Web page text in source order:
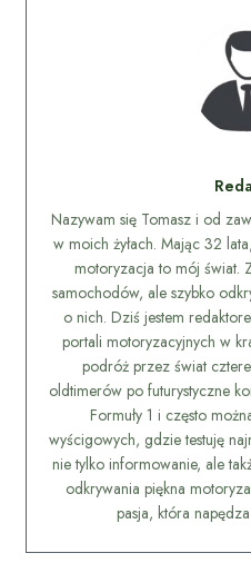
Nazywam się Tomasz i od
w moich żyłach. Mając 32
motoryzacja to mój świat.
samochodów, ale szybko
o nich. Dziś jestem
portali motoryzacyjnych w
podróż przez świat
oldtimerów po futurystyczne
Formuły 1 i często
wyścigowych, gdzie testuję
nie tylko informowanie, ale
odkrywania piękna
pasja, która